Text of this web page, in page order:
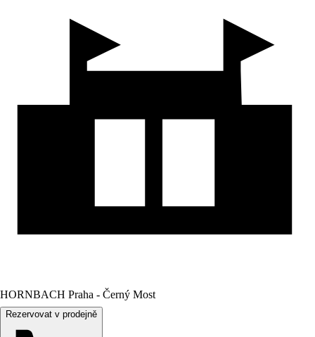
HORNBACH Praha - Černý Most
Rezervovat v prodejně